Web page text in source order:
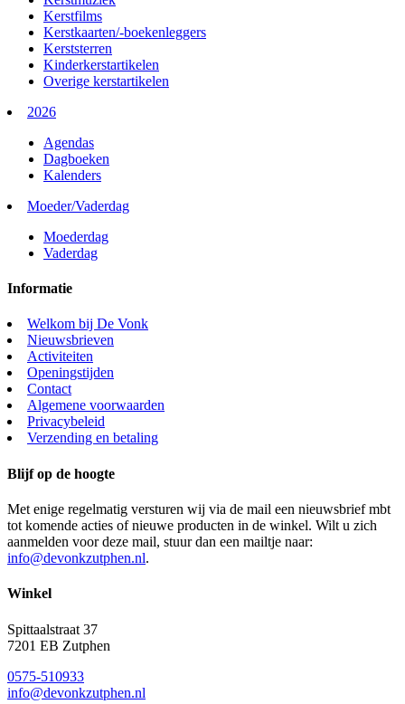
Kerstfilms
Kerstkaarten/-boekenleggers
Kerststerren
Kinderkerstartikelen
Overige kerstartikelen
2026
Agendas
Dagboeken
Kalenders
Moeder/Vaderdag
Moederdag
Vaderdag
Informatie
Welkom bij De Vonk
Nieuwsbrieven
Activiteiten
Openingstijden
Contact
Algemene voorwaarden
Privacybeleid
Verzending en betaling
Blijf op de hoogte
Met enige regelmatig versturen wij via de mail een nieuwsbrief mbt
tot komende acties of nieuwe producten in de winkel. Wilt u zich
aanmelden voor deze mail, stuur dan een mailtje naar:
info@devonkzutphen.nl.
Winkel
Spittaalstraat 37
7201 EB Zutphen
0575-510933
info@devonkzutphen.nl